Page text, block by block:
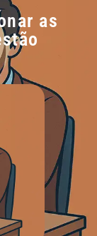
as